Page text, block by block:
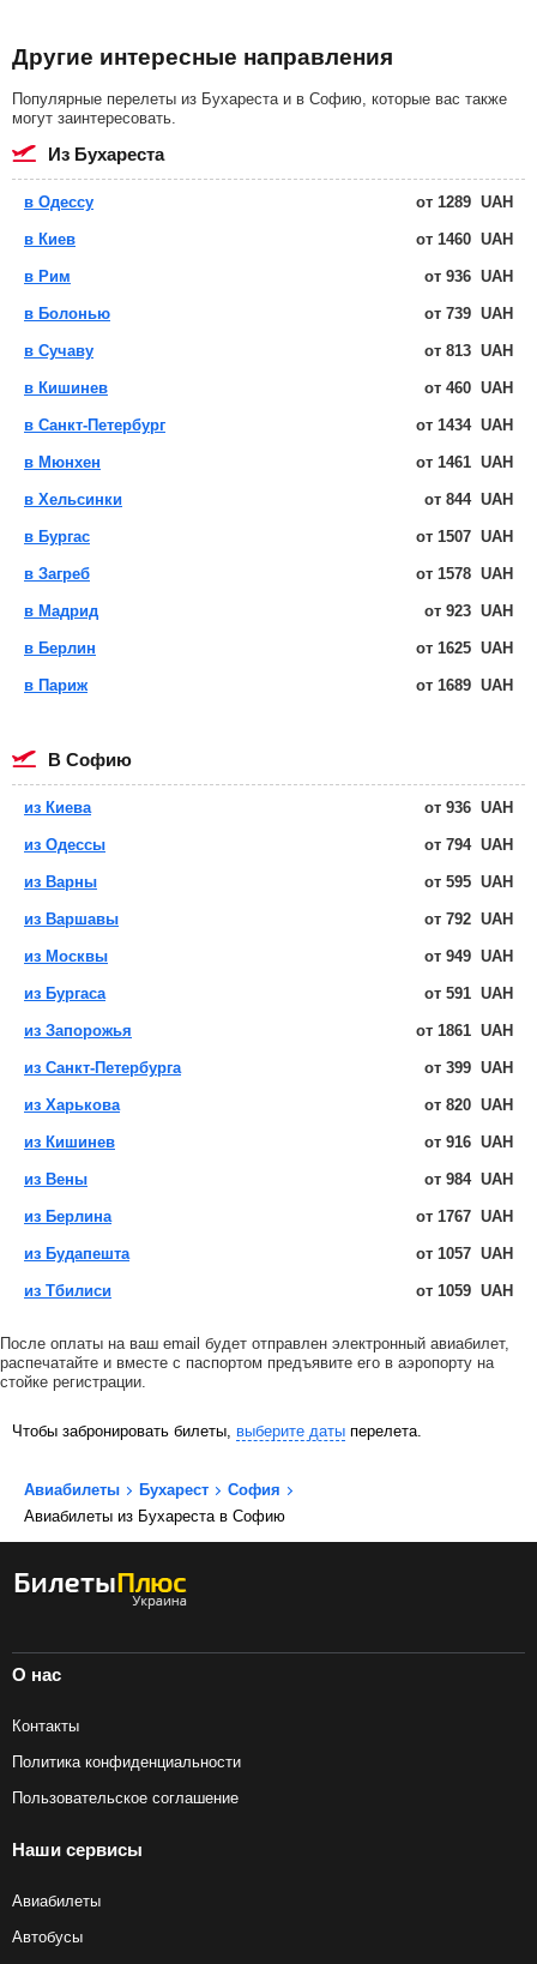
Другие интересные направления
Популярные перелеты из Бухареста и в Софию, которые вас также
могут заинтересовать.
из Бухареста
в Одессу от 1289 UAH
в Киев от 1460 UAH
в Рим от 936 UAH
в Болонью от 739 UAH
в Сучаву от 813 UAH
в Кишинев от 460 UAH
в Санкт-Петербург от 1434 UAH
в Мюнхен от 1461 UAH
в Хельсинки от 844 UAH
в Бургас от 1507 UAH
в Загреб от 1578 UAH
в Мадрид от 923 UAH
в Берлин от 1625 UAH
в Париж от 1689 UAH
в Софию
из Киева от 936 UAH
из Одессы от 794 UAH
из Варны от 595 UAH
из Варшавы от 792 UAH
из Москвы от 949 UAH
из Бургаса от 591 UAH
из Запорожья от 1861 UAH
из Санкт-Петербурга от 399 UAH
из Харькова от 820 UAH
из Кишинев от 916 UAH
из Вены от 984 UAH
из Берлина от 1767 UAH
из Будапешта от 1057 UAH
из Тбилиси от 1059 UAH
После оплаты на ваш email будет отправлен электронный авиабилет,
распечатайте и вместе с паспортом предъявите его в аэропорту на
стойке регистрации.
Чтобы забронировать билеты, выберите даты перелета.
Авиабилеты Бухарест
София
Авиабилеты из Бухареста в Софию
О нас
Контакты
Политика конфиденциальности
Пользовательское соглашение
Наши сервисы
Авиабилеты
Автобусы